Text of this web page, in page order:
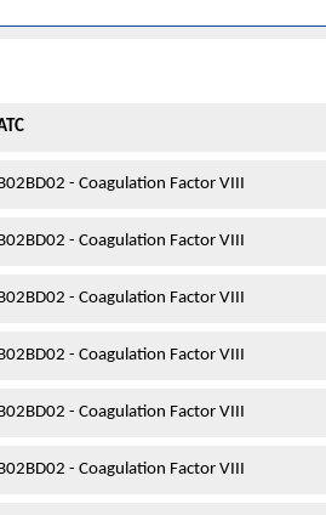
B02BD02 - Coagulation Factor VIII
B02BD02 - Coagulation Factor VIII
B02BD02 - Coagulation Factor VIII
B02BD02 - Coagulation Factor VIII
B02BD02 - Coagulation Factor VIII
B02BD02 - Coagulation Factor VIII